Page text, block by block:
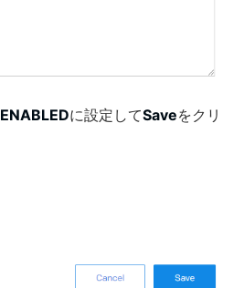
ENABLEDに設定してSaveをクリ